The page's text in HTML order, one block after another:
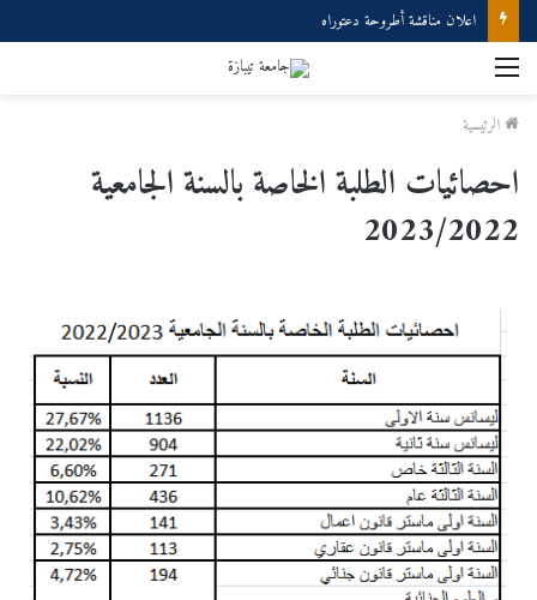
اعلان مناقشة أطروحة دعتوراه
الرئيسية
احصائيات الطلبة الخاصة بالسنة الجامعية
2023/2022